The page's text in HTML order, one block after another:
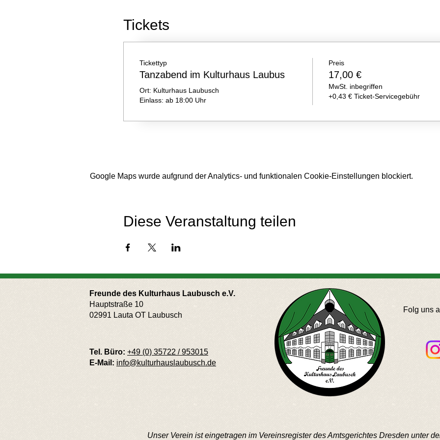
Tickets
Tickettyp
Tanzabend im Kulturhaus Laubus
Ort: Kulturhaus Laubusch
Einlass: ab 18:00 Uhr
Preis
17,00 €
MwSt. inbegriffen
+0,43 € Ticket-Servicegebühr
Google Maps wurde aufgrund der Analytics- und funktionalen Cookie-Einstellungen blockiert.
Diese Veranstaltung teilen
Freunde des Kulturhaus Laubusch e.V.
Hauptstraße 10
02991 Lauta OT Laubusch
Tel. Büro: +49 (0) 35722 / 953015
E-Mail: info@kulturhauslaubusch.de
Folg uns
Unser Verein ist eingetragen im Vereinsregister des Amtsgerichtes Dresden unter